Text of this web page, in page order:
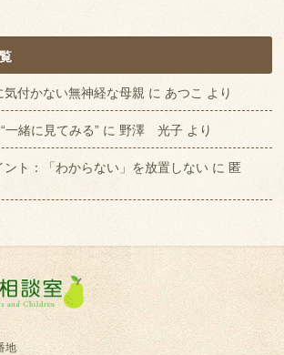
気付かない無神経な母親 に あつこ より
一緒に見てみる” に 野澤 光子 より
ント：「わからない」を放置しない に 匿
地